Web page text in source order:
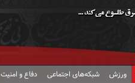
ورزش شبکه‌های اجتماعی دفاع و امنیت